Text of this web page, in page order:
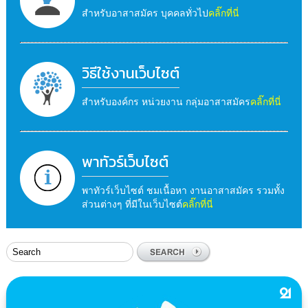
สำหรับอาสาสมัคร บุคคลทั่วไปคลิ๊กที่นี่
วิธีใช้งานเว็บไซต์
สำหรับองค์กร หน่วยงาน กลุ่มอาสาสมัครคลิ๊กที่นี่
พาทัวร์เว็บไซต์
พาทัวร์เว็บไซต์ ชมเนื้อหา งานอาสาสมัคร รวมทั้ง
ส่วนต่างๆ ที่มีในเว็บไซต์คลิ๊กที่นี่